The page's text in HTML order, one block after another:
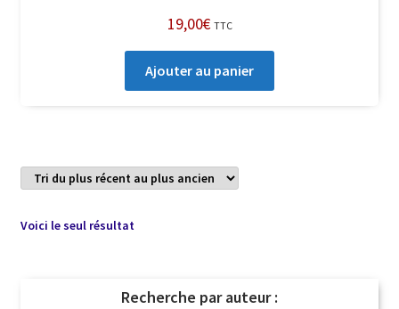
19,00€ TTC
Ajouter au panier
Voici le seul résultat
Recherche par auteur :